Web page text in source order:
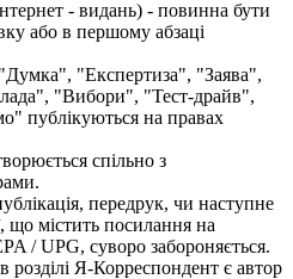
- видань) - повинна бути
або в першому абзаці
"Експертиза", "Заява",
"Вибори", "Тест-драйв",
публікуються на правах
спільно з
передрук, чи наступне
що містить посилання на
/ UPG, суворо забороняється.
розділі Я-Корреспондент є автор